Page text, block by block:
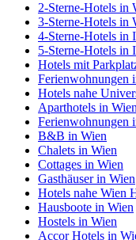
2-Sterne-Hotels in
3-Sterne-Hotels in
4-Sterne-Hotels in
5-Sterne-Hotels in
Hotels mit
Ferienwohnungen
Hotels nahe
Aparthotels in Wien
Ferienwohnungen
B&B in Wien
Chalets in Wien
Cottages in Wien
Gasthäuser in Wien
Hotels nahe Wien
Hausboote in Wien
Hostels in Wien
Accor Hotels in